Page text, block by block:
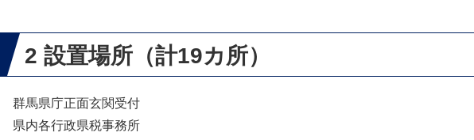
2 設置場所（計19カ所）
群馬県庁正面玄関受付
県内各行政県税事務所